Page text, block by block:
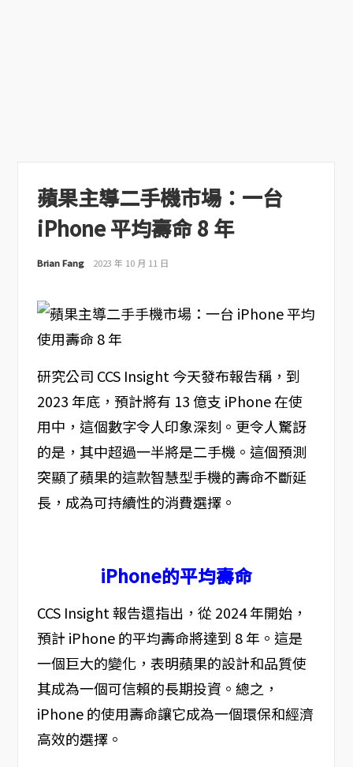
蘋果主導二手機市場：一台
iPhone 平均壽命 8 年
Brian Fang 2023 年 10 月 11 日
研究公司 CCS Insight 今天發布報告稱，到
2023 年底，預計將有 13 億支 iPhone 在使
用中，這個數字令人印象深刻。更令人驚訝
的是，其中超過一半將是二手機。這個預測
突顯了蘋果的這款智慧型手機的壽命不斷延
長，成為可持續性的消費選擇。
iPhone的平均壽命
CCS Insight 報告還指出，從 2024 年開始，
預計 iPhone 的平均壽命將達到 8 年。這是
一個巨大的變化，表明蘋果的設計和品質使
其成為一個可信賴的長期投資。總之，
iPhone 的使用壽命讓它成為一個環保和經濟
高效的選擇。